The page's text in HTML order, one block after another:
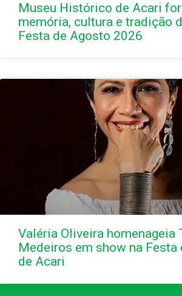
Museu Histórico de Acari
memória, cultura e tradição
Festa de Agosto 2026
Valéria Oliveira homenageia
Medeiros em show na Festa
de Acari